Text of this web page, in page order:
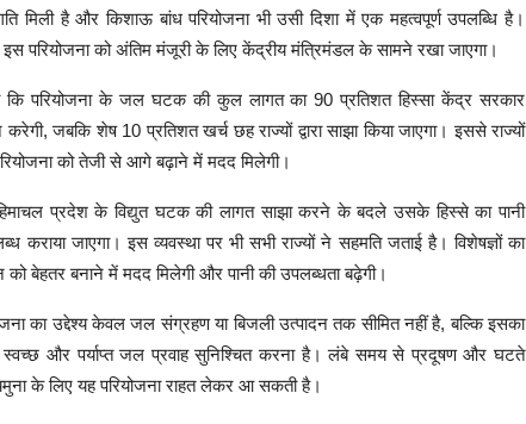
मिली है और किशाऊ बांध परियोजना भी उसी दिशा में एक महत्वपूर्ण उपलब्धि है।
इस परियोजना को अंतिम मंजूरी के लिए केंद्रीय मंत्रिमंडल के सामने रखा जाएगा।
कि परियोजना के जल घटक की कुल लागत का 90 प्रतिशत हिस्सा केंद्र सरकार
जबकि शेष 10 प्रतिशत खर्च छह राज्यों द्वारा साझा किया जाएगा। इससे राज्यों
को तेजी से आगे बढ़ाने में मदद मिलेगी।
प्रदेश के विद्युत घटक की लागत साझा करने के बदले उसके हिस्से का पानी
कराया जाएगा। इस व्यवस्था पर भी सभी राज्यों ने सहमति जताई है। विशेषज्ञों का
बेहतर बनाने में मदद मिलेगी और पानी की उपलब्धता बढ़ेगी।
का उद्देश्य केवल जल संग्रहण या बिजली उत्पादन तक सीमित नहीं है, बल्कि इसका
स्वच्छ और पर्याप्त जल प्रवाह सुनिश्चित करना है। लंबे समय से प्रदूषण और घटते
के लिए यह परियोजना राहत लेकर आ सकती है।